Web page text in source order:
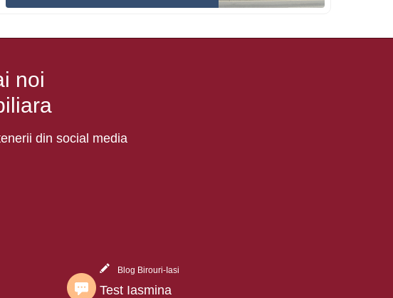
noi
din social media
Blog Birouri-Iasi
Test Iasmina